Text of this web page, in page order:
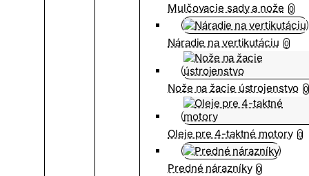
Mulčovacie sady a nože 0
Náradie na vertikutáciu 0
Nože na žacie ústrojenstvo 0
Oleje pre 4-taktné motory 0
Predné nárazníky 0